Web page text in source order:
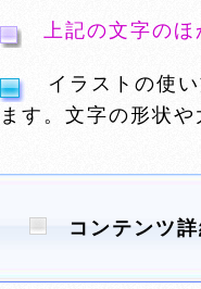
上記の文字の
イラストの使い
ます。文字の形状
コンテンツ詳